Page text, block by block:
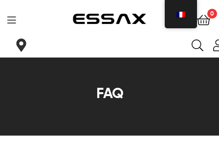
|
0
FAQ